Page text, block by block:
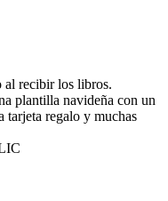
al recibir los libros.
plantilla navideña con un
tarjeta regalo y muchas